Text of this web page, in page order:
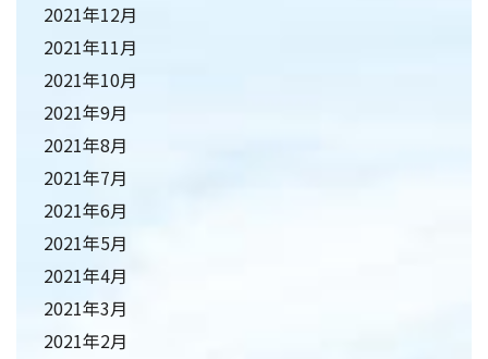
2021年12月
2021年11月
2021年10月
2021年9月
2021年8月
2021年7月
2021年6月
2021年5月
2021年4月
2021年3月
2021年2月